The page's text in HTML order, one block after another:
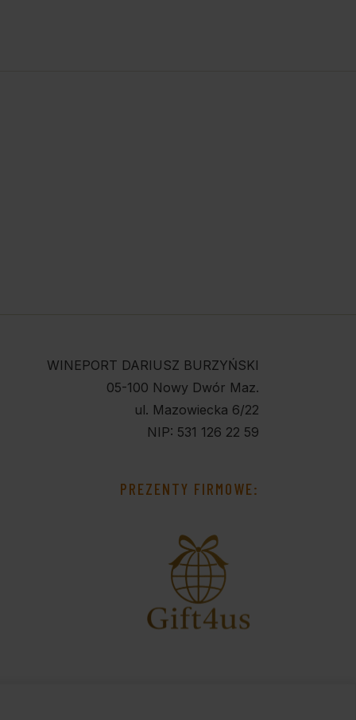
WINEPORT DARIUSZ BURZYŃSKI
05-100 Nowy Dwór Maz.
ul. Mazowiecka 6/22
NIP: 531 126 22 59
PREZENTY FIRMOWE: